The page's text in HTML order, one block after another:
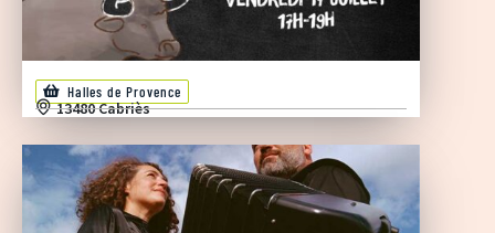
Halles de Provence
13480 Cabriès